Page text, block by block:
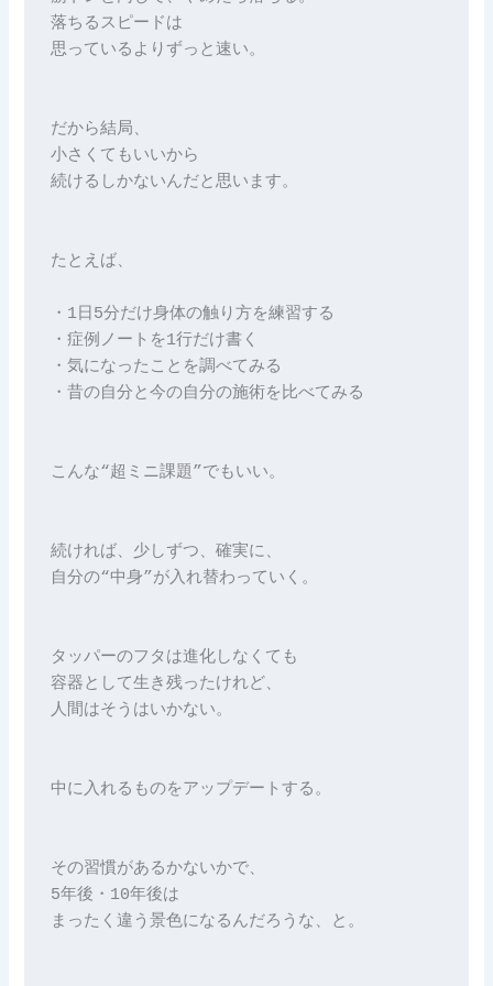
落ちるスピードは
思っているよりずっと速い。
だから結局、
小さくてもいいから
続けるしかないんだと思います。
たとえば、
・1日5分だけ身体の触り方を練習する
・症例ノートを1行だけ書く
・気になったことを調べてみる
・昔の自分と今の自分の施術を比べてみる
こんな“超ミニ課題”でもいい。
続ければ、少しずつ、確実に、
自分の“中身”が入れ替わっていく。
タッパーのフタは進化しなくても
容器として生き残ったけれど、
人間はそうはいかない。
中に入れるものをアップデートする。
その習慣があるかないかで、
5年後・10年後は
まったく違う景色になるんだろうな、と。